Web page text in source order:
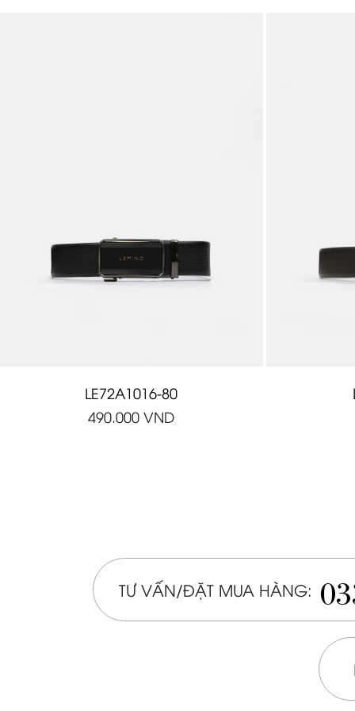
LE72A1016-80
490.000VND
TƯ VẤN/ĐẶT MUA HÀNG: